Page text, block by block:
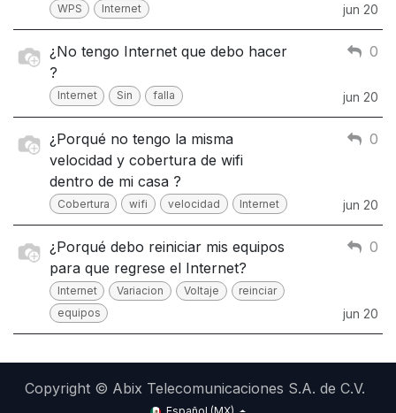
WPS Internet jun 20
¿No tengo Internet que debo hacer
?
Internet Sin falla
0
jun 20
¿Porqué no tengo la misma
velocidad y cobertura de wifi
dentro de mi casa ?
Cobertura wifi velocidad Internet
0
jun 20
¿Porqué debo reiniciar mis equipos
para que regrese el Internet?
Internet Variacion Voltaje
reinciar
equipos
0
jun 20
Copyright © Abix Telecomunicaciones S.A. de C.V.